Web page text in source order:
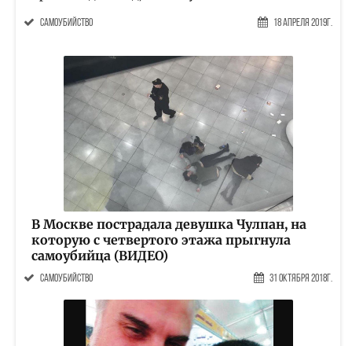
самоубийство 18 Апреля 2019г.
В Москве пострадала девушка Чулпан, на
которую с четвертого этажа прыгнула
самоубийца (ВИДЕО)
самоубийство 31 Октября 2018г.